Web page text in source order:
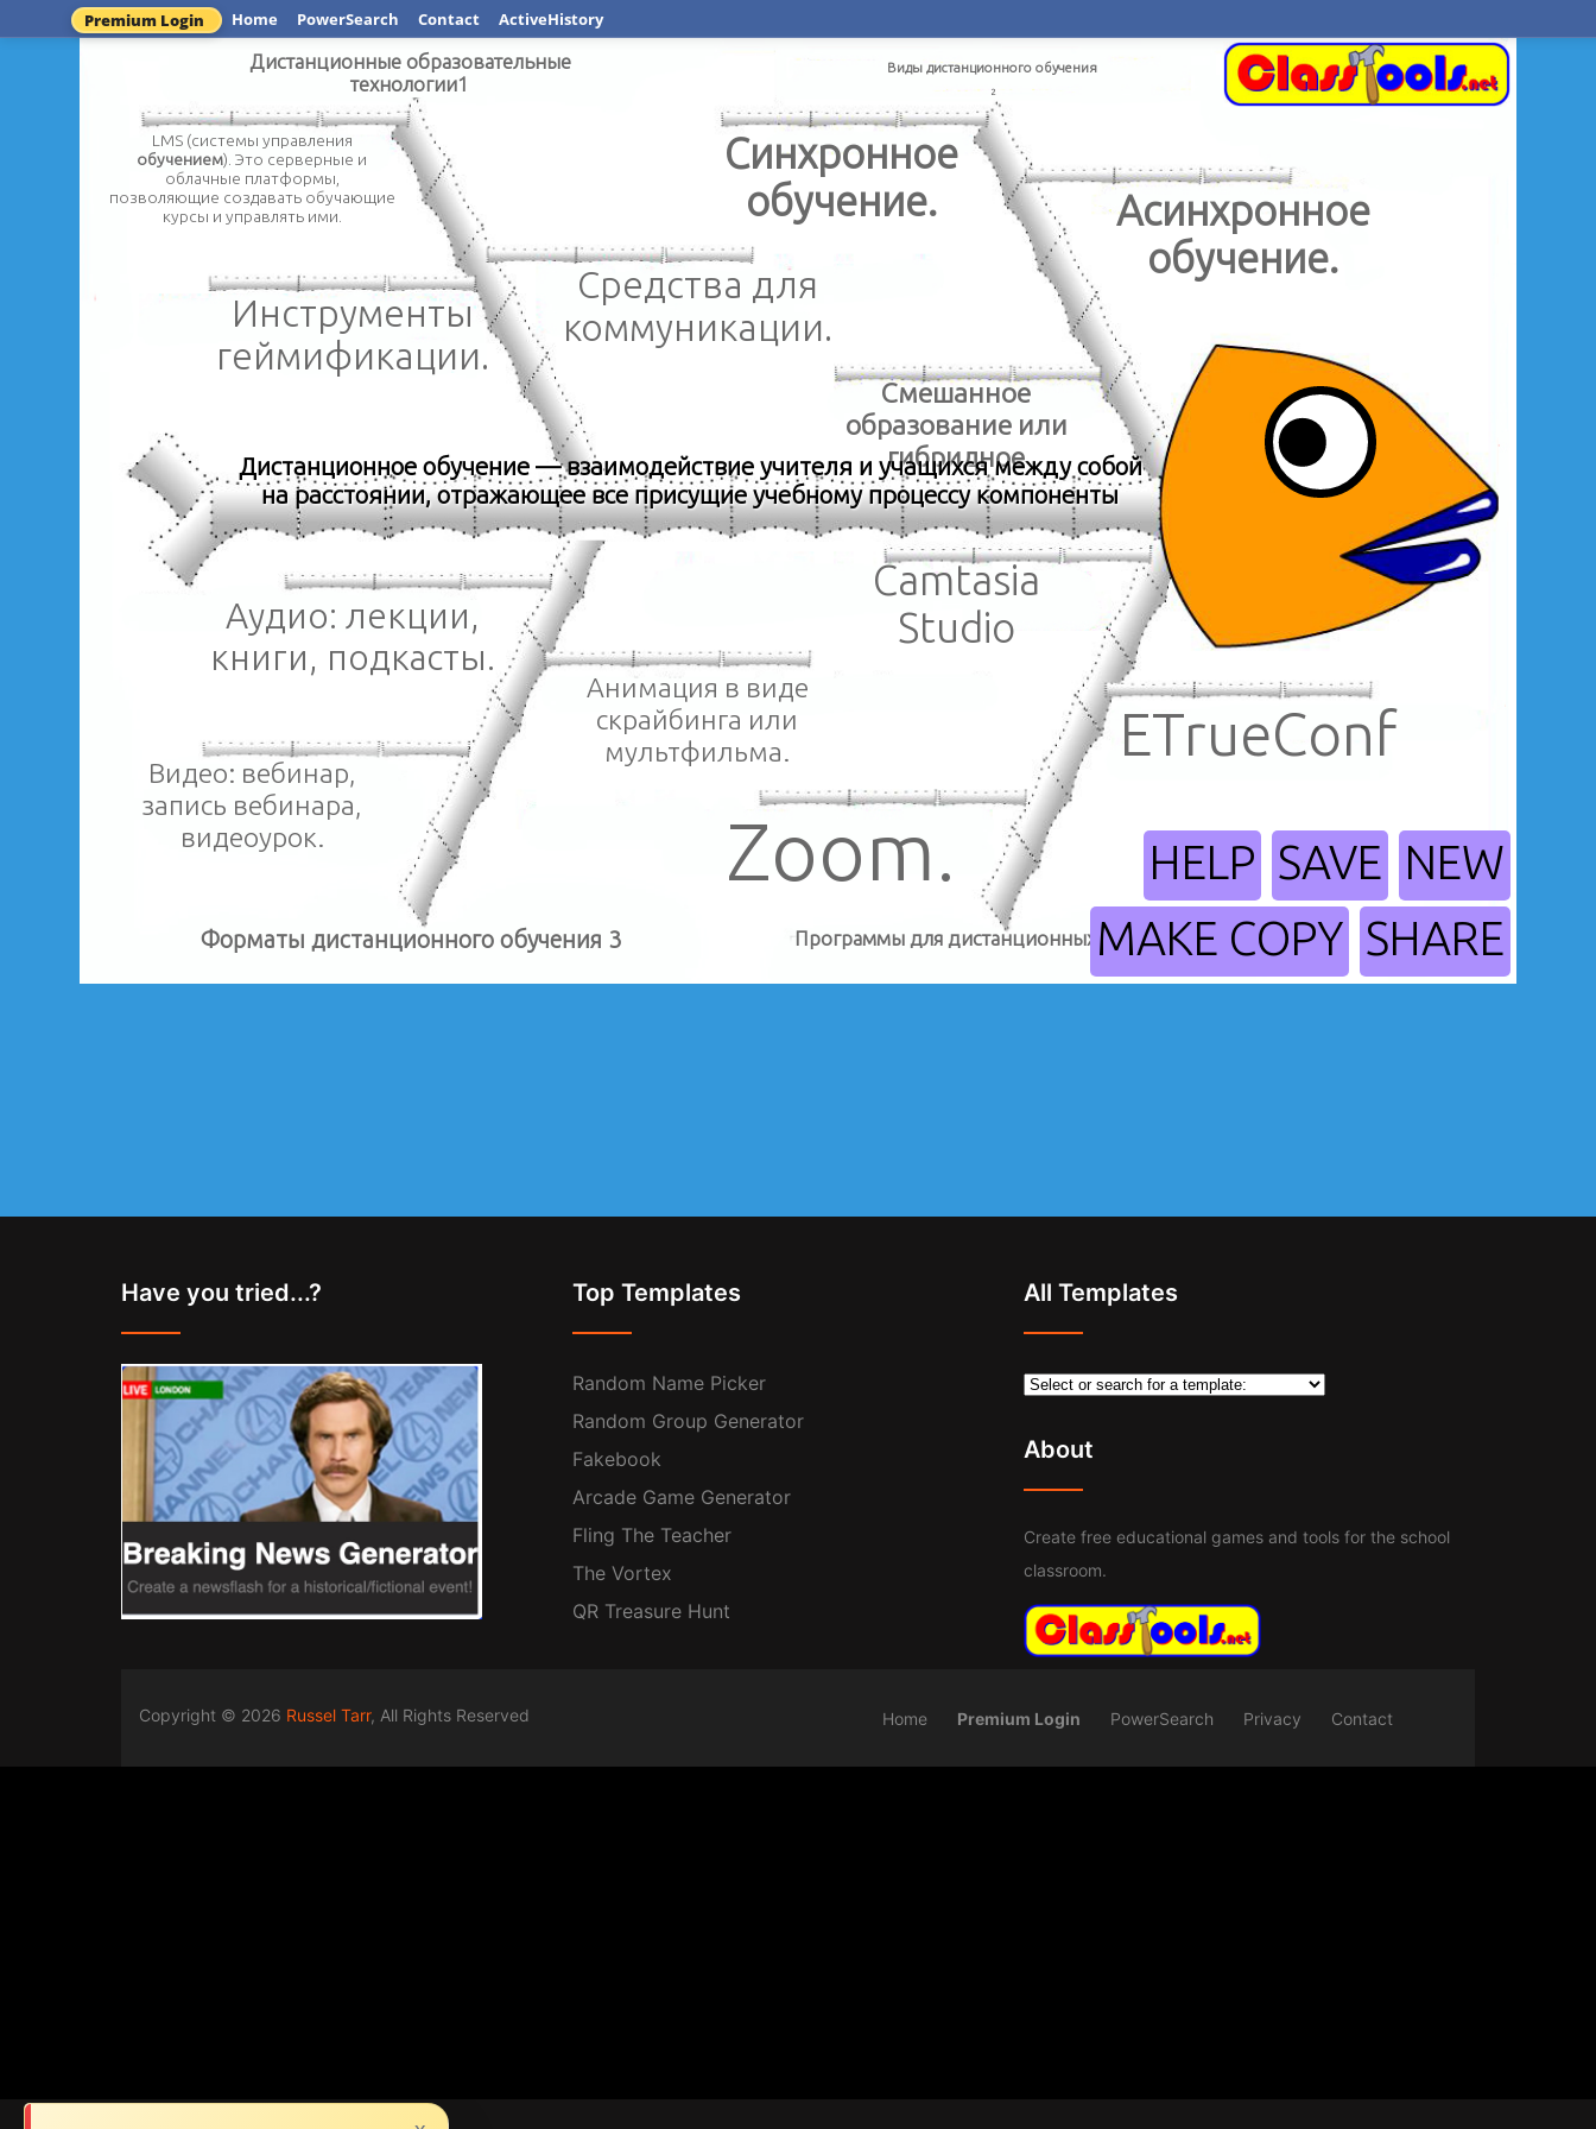
Premium Login Home PowerSearch Contact ActiveHistory
Дистанционные образовательные
технологии1
обучением). Это серверные и
облачные платформы,
позволяющие создавать обучающие
курсы и управлять ими.
Средства для
коммуникации.
Инструменты
геймификации.
Виды дистанционного обучения
2
Синхронное
обучение.
Асинхронное
обучение.
Смешанное
образование или
гибридное
Форматы дистанционного обучения 3
Аудио: лекции,
книги, подкасты.
Анимация в виде
скрайбинга или
мультфильма.
Видео: вебинар,
запись вебинара,
видеоурок.
Программы для дистанционных занятий4
Camtasia
Studio
ETrueConf
Zoom.
Дистанционноеобучение — взаимодействие учителя и учащихся между собой
на расстоянии, отражающее все присущие учебному процессу компоненты
HELP SAVE NEW
MAKE COPY SHARE
Have you tried...? Top Templates
Random Name Picker
Random Group Generator
Fakebook
Arcade Game Generator
Fling The Teacher
The Vortex
QR Treasure Hunt
All Templates
About
Create free educational games and tools for the school
classroom.
Copyright © 2026 Russel Tarr, All Rights Reserved Home Premium Login PowerSearch Privacy Contact